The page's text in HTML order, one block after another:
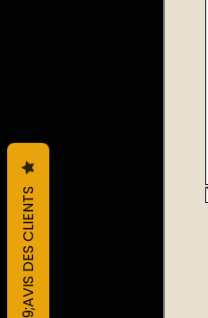
L&#39;AVIS DES CLIENTS